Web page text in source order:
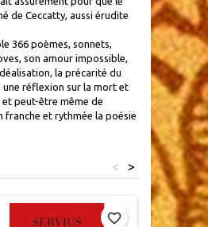
de Ceccatty, aussi érudite
366 poèmes, sonnets,
son amour impossible,
la précarité du
une réflexion sur la mort et
et peut-être même de
franche et rythmée la poésie
>
<
favorite_border Online